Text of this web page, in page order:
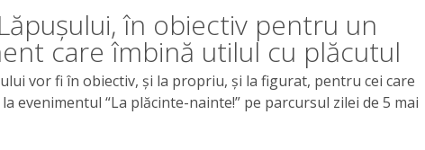
în obiectiv pentru un
care îmbină utilul cu plăcutul
vor fi în obiectiv, și la propriu, și la figurat, pentru cei care
evenimentul “La plăcinte-nainte!” pe parcursul zilei de 5 mai